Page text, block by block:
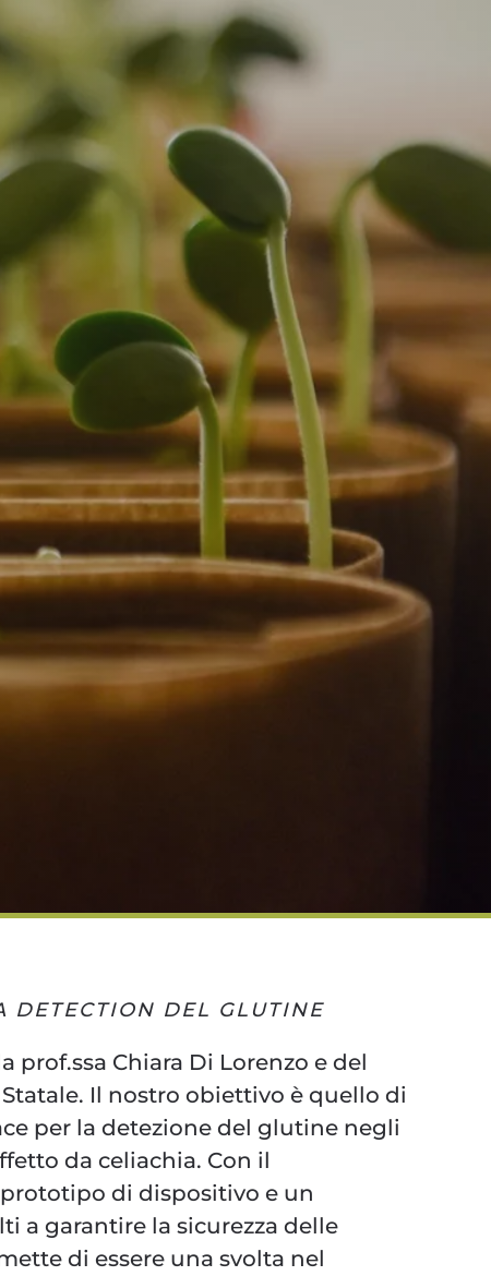
DETECTION DEL GLUTINE
prof.ssa Chiara Di Lorenzo e del
Il nostro obiettivo è quello di
per la detezione del glutine negli
da celiachia. Con il
di dispositivo e un
a garantire la sicurezza delle
di essere una svolta nel